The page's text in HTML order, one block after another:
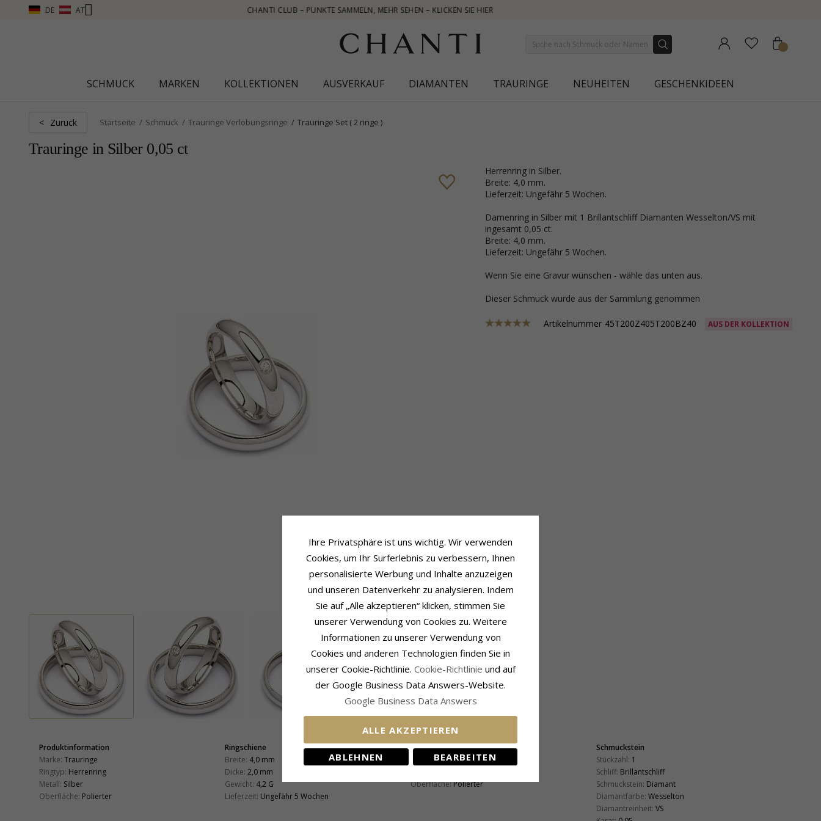
DE AT
CLUB – PUNKTE SAMMELN, MEHR SEHEN – KLICKEN SIE HIER
SCHMUCK MARKEN KOLLEKTIONEN AUSVERKAUF DIAMANTEN TRAURINGE NEUHEITEN GESCHENKIDEEN
< Zurück Startseite Schmuck Trauringe Verlobungsringe Trauringe Set ( 2 ringe )
Trauringe in Silber 0,05 ct
Herrenring in Silber.
Breite: 4,0 mm.
Lieferzeit: Ungefähr 5 Wochen.
Damenring in Silber mit 1 Brillantschliff Diamanten Wesselton/VS mit
ingesamt 0,05 ct.
Breite: 4,0 mm.
Lieferzeit: Ungefähr 5 Wochen.
Wenn Sie eine Gravur wünschen - wähle das unten aus.
Dieser Schmuck wurde aus der Sammlung genommen
Artikelnummer 45T200Z405T200BZ40 AUS DER KOLLEKTION
Produktinformation
Marke: Trauringe
Ringtyp: Herrenring
Metall: Silber
Oberfläche: Polierter
Ringschiene
Breite: 4,0 mm
Dicke: 2,0 mm
Gewicht: 4,2 G
Lieferzeit: Ungefähr 5 Wochen
Produktinformation
Ringtyp: Damenring
Oberfläche:Polierter
Schmuckstein
Stückzahl: 1
Schliff: Brillantschliff
Schmuckstein: Diamant
Diamantfarbe: Wesselton
Diamantreinheit: VS
Ihre Privatsphäre ist uns wichtig. Wir verwenden
Cookies, um Ihr Surferlebnis zu verbessern, Ihnen
personalisierte Werbung und Inhalte anzuzeigen
und unseren Datenverkehr zu analysieren. Indem
Sie auf „Alle akzeptieren“ klicken, stimmen Sie
unserer Verwendung von Cookies zu. Weitere
Informationen zu unserer Verwendung von
Cookies und anderen Technologien finden Sie in
unserer Cookie-Richtlinie. Cookie-Richtlinie und auf
der Google Business Data Answers-Website.
Google Business Data Answers
ALLE AKZEPTIEREN
ABLEHNEN BEARBEITEN